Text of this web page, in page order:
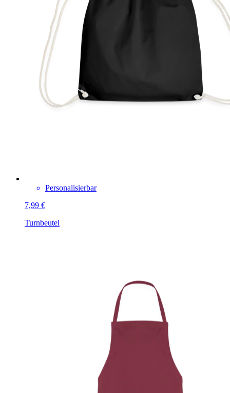
Personalisierbar
7,99 €
Turnbeutel